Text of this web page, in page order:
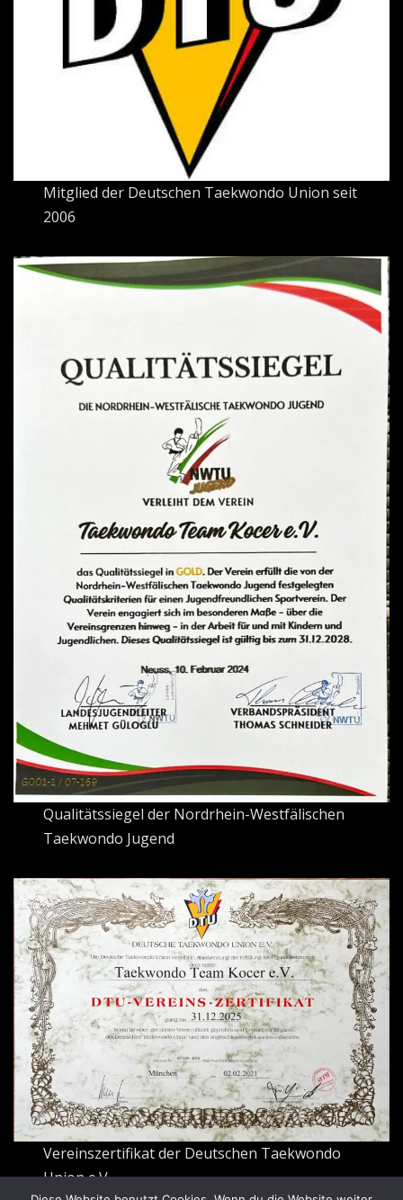
Mitglied der Deutschen Taekwondo Union seit
2006
Qualitätssiegel der Nordrhein-Westfälischen
Taekwondo Jugend
Vereinszertifikat der Deutschen Taekwondo
Union e.V.